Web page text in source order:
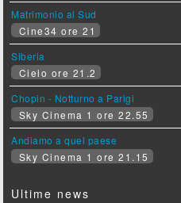
Matrimonio al Sud
Cine34 ore 21
Siberia
Cielo ore 21.2
Chopin - Notturno a Parigi
Sky Cinema 1 ore 22.55
Andiamo a quel paese
Sky Cinema 1 ore 21.15
Ultime news